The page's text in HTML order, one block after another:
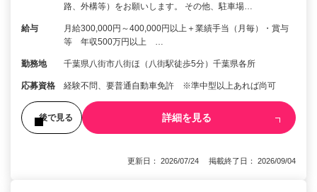
路、外構等）をお願いします。 その他、駐車場…
給与
月給300,000円～400,000円以上＋業績手当（月毎）・賞与
等 年収500万円以上 …
勤務地 千葉県八街市八街ほ（八街駅徒歩5分）千葉県各所
応募資格 経験不問、要普通自動車免許 ※準中型以上あれば尚可
後で見る 詳細を見る
更新日： 2026/07/24 掲載終了日： 2026/09/04